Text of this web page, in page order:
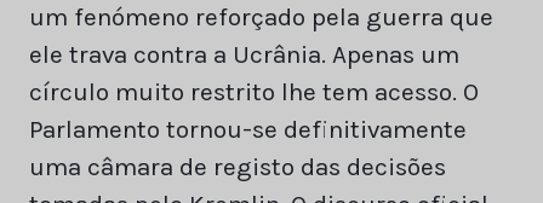
um fenómeno reforçado pela guerra que
ele trava contra a Ucrânia. Apenas um
círculo muito restrito lhe tem acesso. O
Parlamento tornou-se definitivamente
uma câmara de registo das decisões